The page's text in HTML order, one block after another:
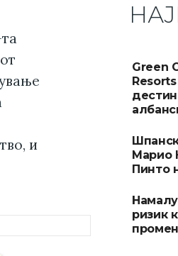
и
Green
Марио
Пинто
ризик